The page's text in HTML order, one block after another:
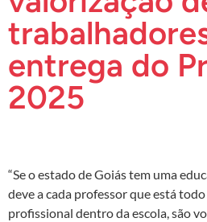
entrega do
2025
“Se o estado de Goiás tem uma
deve a cada professor que está todo
profissional dentro da escola, são